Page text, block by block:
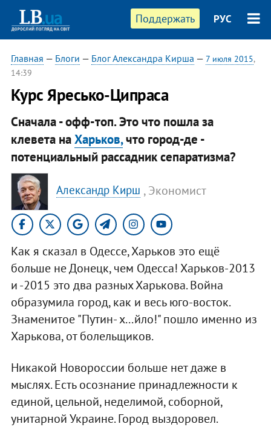
Поддержать РУС
Главная — Блоги — Блог Александра Кирша — 7 июля 2015,
14:39
Курс Яресько-Ципраса
Сначала - офф-топ. Это что пошла за
клевета наХарьков,что город-де -
потенциальный рассадник сепаратизма?
Александр Кирш , Экономист
Как я сказал в Одессе, Харьков это ещё
больше не Донецк, чем Одесса! Харьков-2013
и -2015 это два разных Харькова. Война
образумила город, как и весь юго-восток.
Знаменитое "Путин- х...йло!" пошло именно из
Харькова, от болельщиков.
Никакой Новороссии больше нет даже в
мыслях. Есть осознание принадлежности к
единой, цельной, неделимой, соборной,
унитарной Украине. Город выздоровел.